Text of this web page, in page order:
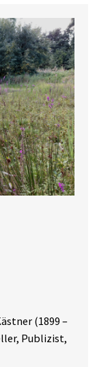
(1899 –
Publizist,